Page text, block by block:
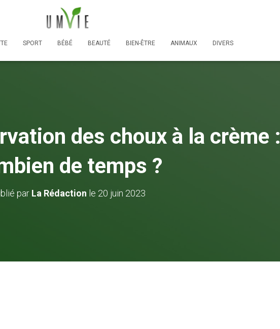
SPORT BÉBÉ BEAUTÉ BIEN-ÊTRE ANIMAUX DIVERS
des choux à la crème :
de temps ?
par La Rédaction le 20 juin 2023